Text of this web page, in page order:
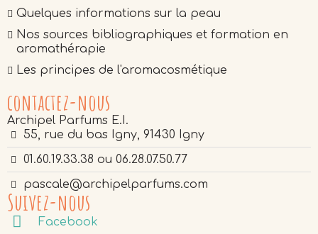
Quelques informations sur la peau
Nos sources bibliographiques et formation en
aromathérapie
Les principes de l'aromacosmétique
contactez-nous
Archipel Parfums E.I.
55, rue du bas Igny, 91430 Igny
01.60.19.33.38 ou 06.28.07.50.77
pascale@archipelparfums.com
Suivez-nous
Facebook